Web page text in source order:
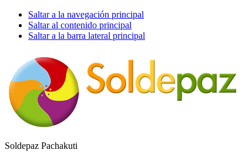
Saltar a la navegación principal
Saltar al contenido principal
Saltar a la barra lateral principal
Soldepaz Pachakuti